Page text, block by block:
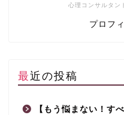
心理コンサルタン
プロフ
最近の投稿
【もう悩まない！す